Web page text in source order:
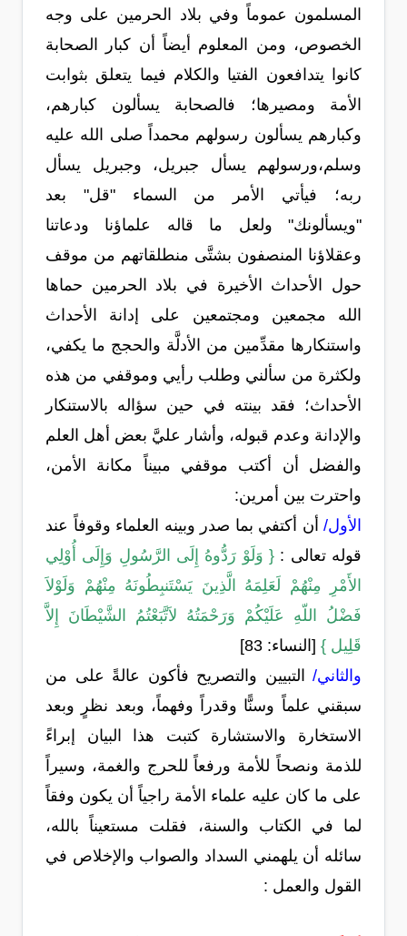
المسلمون عموماً وفي بلاد الحرمين على وجه
الخصوص، ومن المعلوم أيضاً أن كبار الصحابة
كانوا يتدافعون الفتيا والكلام فيما يتعلق بثوابت
الأمة ومصيرها؛ فالصحابة يسألون كبارهم،
وكبارهم يسألون رسولهم محمداً صلى الله عليه
وسلم،ورسولهم يسأل جبريل، وجبريل يسأل
ربه؛ فيأتي الأمر من السماء "قل" بعد
"ويسألونك" ولعل ما قاله علماؤنا ودعاتنا
وعقلاؤنا المنصفون بشتَّى منطلقاتهم من موقف
حول الأحداث الأخيرة في بلاد الحرمين حماها
الله مجمعين ومجتمعين على إدانة الأحداث
واستنكارها مقدِّمين من الأدلَّة والحجج ما يكفي،
ولكثرة من سألني وطلب رأيي وموقفي من هذه
الأحداث؛ فقد بينته في حين سؤاله بالاستنكار
والإدانة وعدم قبوله، وأشار عليَّ بعض أهل العلم
والفضل أن أكتب موقفي مبيناً مكانة الأمن،
واحترت بين أمرين:
الأول/ أن أكتفي بما صدر وبينه العلماء وقوفاً عند
قوله تعالى : { وَلَوْ رَدُّوهُ إِلَى الرَّسُولِ وَإِلَى أُوْلِي
الأَمْرِ مِنْهُمْ لَعَلِمَهُ الَّذِينَ يَسْتَنبِطُونَهُ مِنْهُمْ وَلَوْلاَ
فَضْلُ اللّهِ عَلَيْكُمْ وَرَحْمَتُهُ لاَتَّبَعْتُمُ الشَّيْطَانَ إِلاَّ
قَلِيل } [النساء: 83]
والثاني/ التبيين والتصريح فأكون عالةً على من
سبقني علماً وسنًّا وقدراً وفهماً، وبعد نظرٍ وبعد
الاستخارة والاستشارة كتبت هذا البيان إبراءً
للذمة ونصحاً للأمة ورفعاً للحرج والغمة، وسيراً
على ما كان عليه علماء الأمة راجياً أن يكون وفقاً
لما في الكتاب والسنة، فقلت مستعيناً بالله،
سائله أن يلهمني السداد والصواب والإخلاص في
القول والعمل :